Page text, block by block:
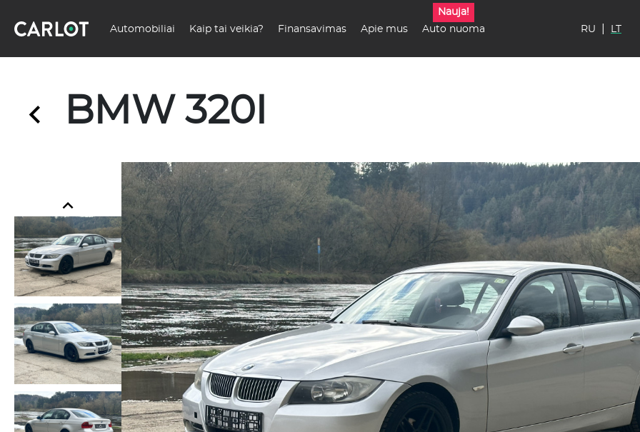
Automobiliai Kaip tai veikia? Finansavimas Apie mus Auto nuoma
Nauja!
RU
LT
BMW 320I